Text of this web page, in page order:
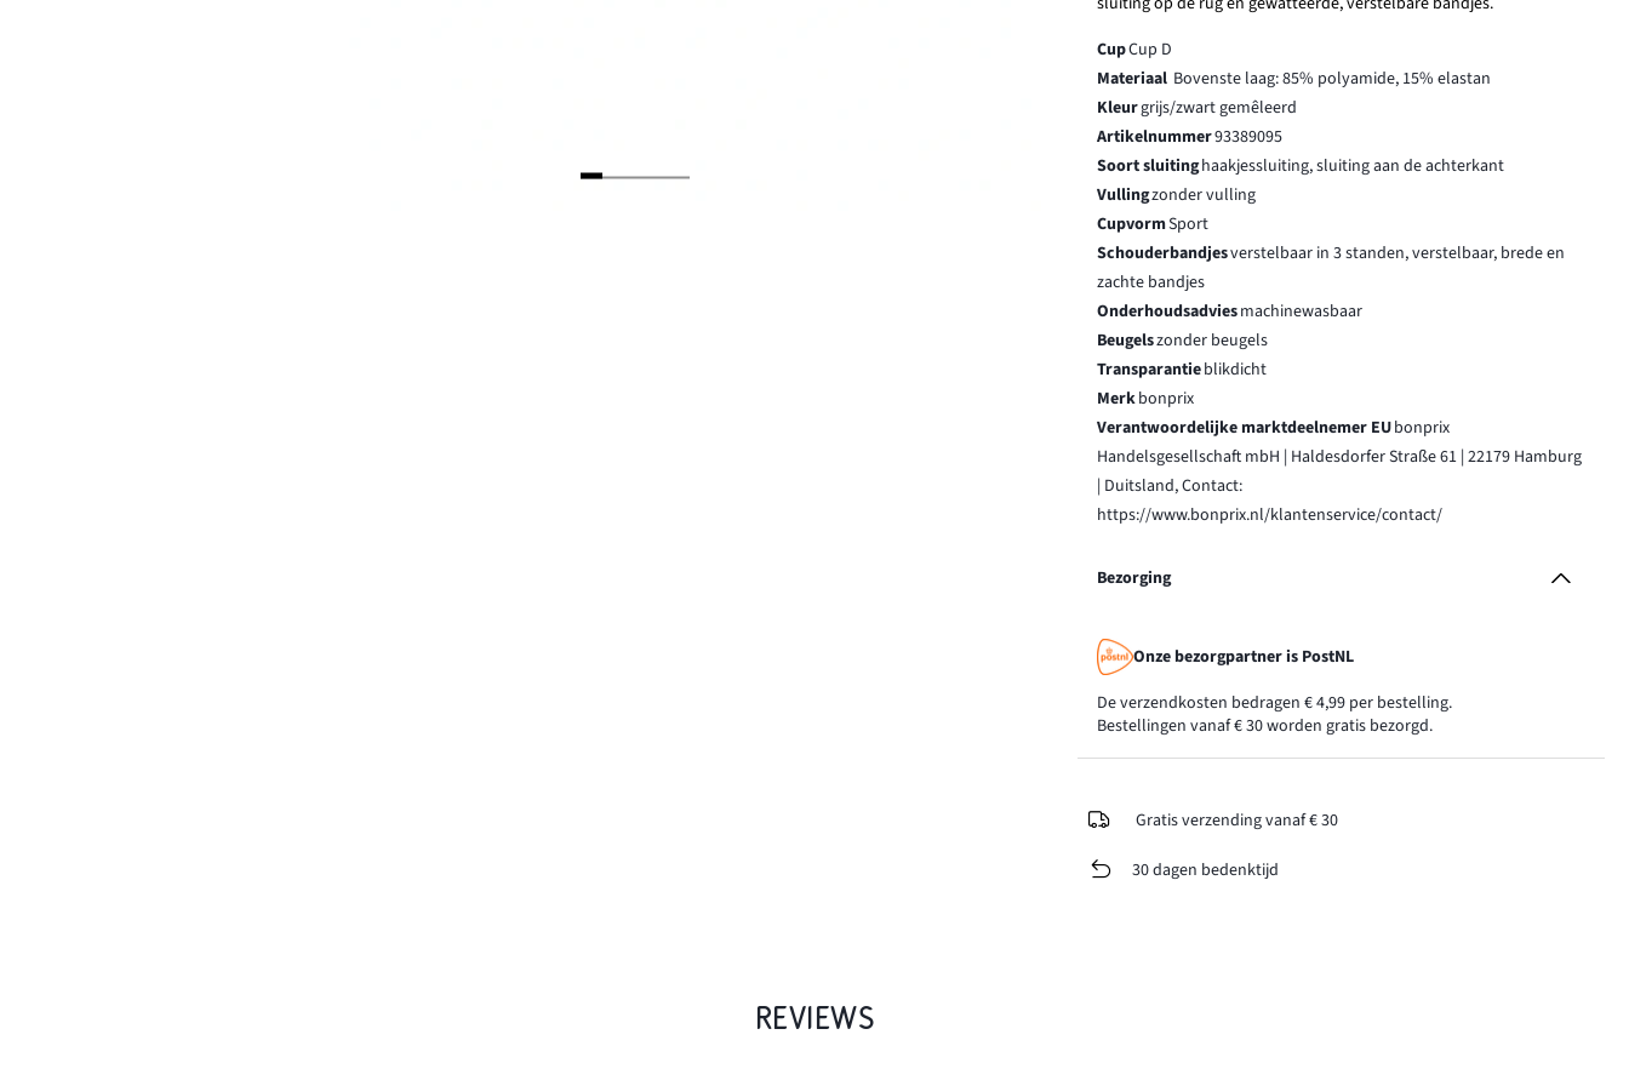
CupCup D
Materiaal Bovenste laag: 85% polyamide, 15% elastan
Kleurgrijs/zwart gemêleerd
Artikelnummer93389095
Soort sluitinghaakjessluiting, sluiting aan de achterkant
Vullingzonder vulling
CupvormSport
Schouderbandjesverstelbaar in 3 standen, verstelbaar, brede en
zachte bandjes
Onderhoudsadviesmachinewasbaar
Beugelszonder beugels
Transparantieblikdicht
Merkbonprix
Verantwoordelijke marktdeelnemer EUbonprix
Handelsgesellschaft mbH | Haldesdorfer Straße 61 | 22179 Hamburg
| Duitsland, Contact:
https://www.bonprix.nl/klantenservice/contact/
Bezorging
Onze bezorgpartner is PostNL
De verzendkosten bedragen € 4,99 per bestelling.
Bestellingen vanaf € 30 worden gratis bezorgd.
Gratis verzending vanaf € 30
30 dagen bedenktijd
REVIEWS